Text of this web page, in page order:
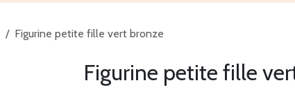
Figurine petite fille vert bronze
Figurine petite fille